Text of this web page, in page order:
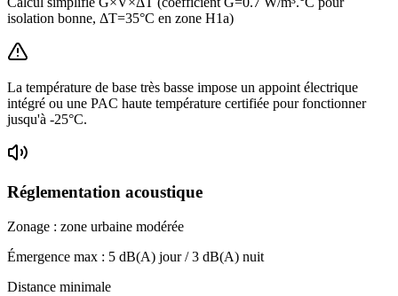
isolation bonne, ΔT=35°C en zone H1a)
La température de base très basse impose un appoint électrique
intégré ou une PAC haute température certifiée pour fonctionner
jusqu'à -25°C.
Réglementation acoustique
Zonage : zone urbaine modérée
Émergence max : 5 dB(A) jour /3 dB(A) nuit
Distance minimale